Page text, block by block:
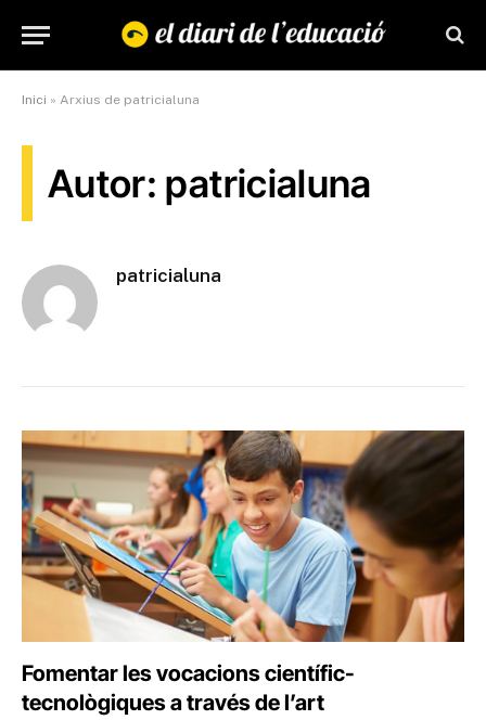
Inici » Arxius de patricialuna
Autor: patricialuna
patricialuna
Fomentar les vocacions científic-
tecnològiques a través de l’art